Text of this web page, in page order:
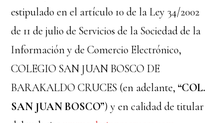
estipulado en el artículo 10 de la Ley 34/2002
de 11 de julio de Servicios de la Sociedad de la
Información y de Comercio Electrónico,
COLEGIO SAN JUAN BOSCO DE
BARAKALDO CRUCES (en adelante,“COL.
SAN JUAN BOSCO”) y en calidad de titular